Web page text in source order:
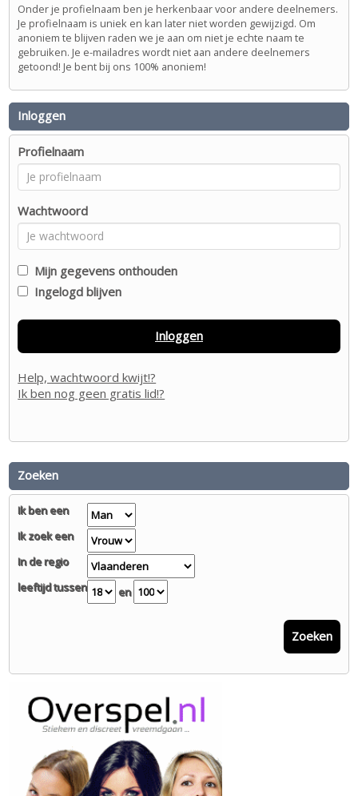
Onder je profielnaam ben je herkenbaar voor andere deelnemers.
Je profielnaam is uniek en kan later niet worden gewijzigd. Om
anoniem te blijven raden we je aan om niet je echte naam te
gebruiken. Je e-mailadres wordt niet aan andere deelnemers
getoond! Je bent bij ons 100% anoniem!
Inloggen
Profielnaam
Wachtwoord
Mijn gegevens onthouden
Ingelogd blijven
Inloggen
Help, wachtwoord kwijt!?
Ik ben nog geen gratis lid!?
Zoeken
Ik ben een
Ik zoek een
In de regio
leeftijd tussen
en
Zoeken